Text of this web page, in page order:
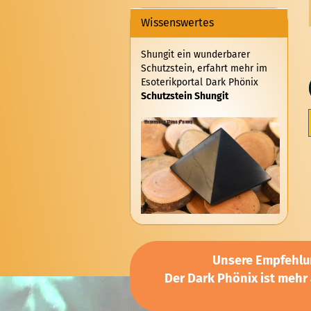
Wissenswertes
Shungit ein wunderbarer
Schutzstein, erfahrt mehr im
Esoterikportal Dark Phönix
Schutzstein Shungit
Unsere
Der Dark Phönix ist